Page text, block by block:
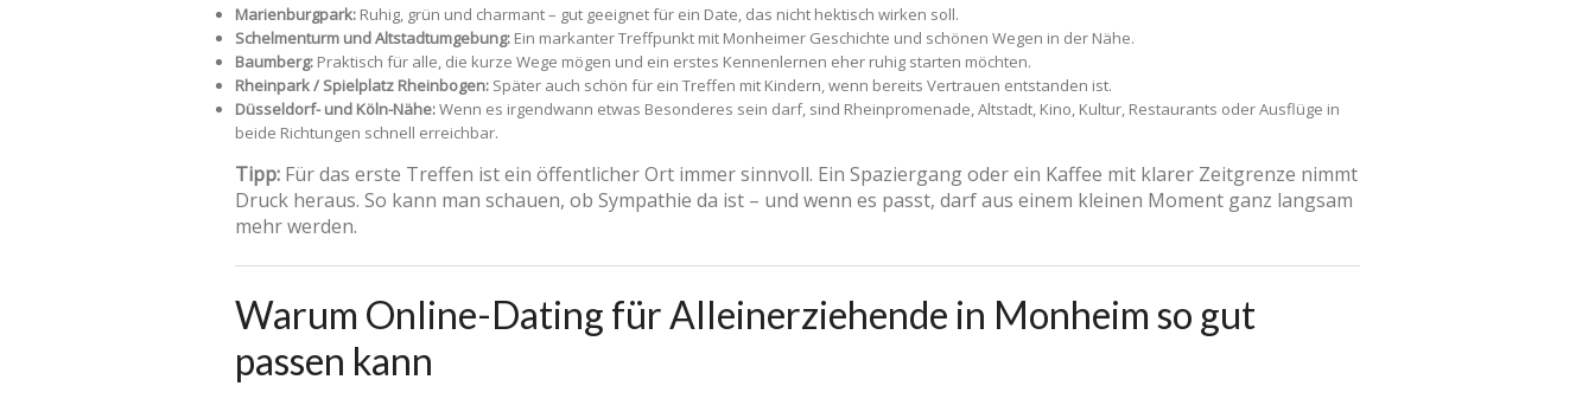
Marienburgpark: Ruhig, grün und charmant – gut geeignet für ein Date, das nicht hektisch wirken soll.
Schelmenturm und Altstadtumgebung: Ein markanter Treffpunkt mit Monheimer Geschichte und schönen Wegen in der Nähe.
Baumberg: Praktisch für alle, die kurze Wege mögen und ein erstes Kennenlernen eher ruhig starten möchten.
Rheinpark / Spielplatz Rheinbogen: Später auch schön für ein Treffen mit Kindern, wenn bereits Vertrauen entstanden ist.
Düsseldorf- und Köln-Nähe:Wenn es irgendwann etwas Besonderes sein darf, sind Rheinpromenade, Altstadt, Kino, Kultur, Restaurants oder Ausflüge in
beide Richtungen schnell erreichbar.
Tipp: Für das erste Treffen ist ein öffentlicher Ort immer sinnvoll. Ein Spaziergang oder ein Kaffee mit klarer Zeitgrenze nimmt
Druck heraus. So kann man schauen, ob Sympathie da ist – und wenn es passt, darf aus einem kleinen Moment ganz langsam
mehr werden.
Warum Online-Dating für Alleinerziehende in Monheim so gut
passen kann